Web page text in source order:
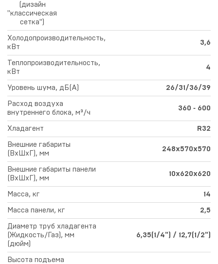
(дизайн
"классическая
сетка")
Холодопроизводительность,
кВт
3,6
Теплопроизводительность,
кВт
4
Уровень шума, дБ(А) 26/31/36/39
Расход воздуха
внутреннего блока, м³/ч
360 ‑ 600
Хладагент R32
Внешние габариты
(ВхШхГ), мм
248х570х570
Внешние габариты панели
(ВхШхГ), мм
10х620х620
Масса, кг 14
Масса панели, кг 2,5
Диаметр труб хладагента
(Жидкость/Газ), мм
(дюйм)
6,35(1/4") / 12,7(1/2")
Высота подъема